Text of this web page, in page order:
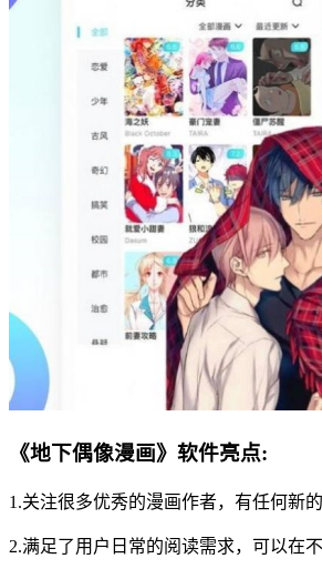
《地下偶像漫画》软件亮点:
1.关注很多优秀的漫画作者，有任何新
2.满足了用户日常的阅读需求，可以在